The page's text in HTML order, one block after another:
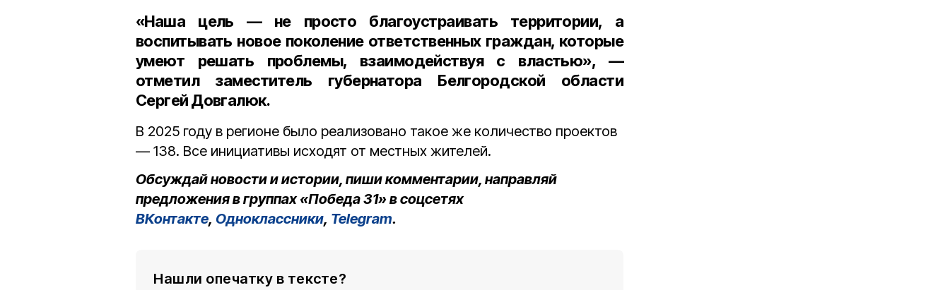
«Наша цель — не просто благоустраивать территории, а
воспитывать новое поколение ответственных граждан, которые
умеют решать проблемы, взаимодействуя с властью», —
отметил заместитель губернатора Белгородской области
Сергей Довгалюк.
В 2025 году в регионе было реализовано такое же количество проектов
— 138. Все инициативы исходят от местных жителей.
Обсуждай новости и истории, пиши комментарии, направляй
предложения в группах «Победа 31» в соцсетях
ВКонтакте, Одноклассники, Telegram.
Нашли опечатку в тексте?